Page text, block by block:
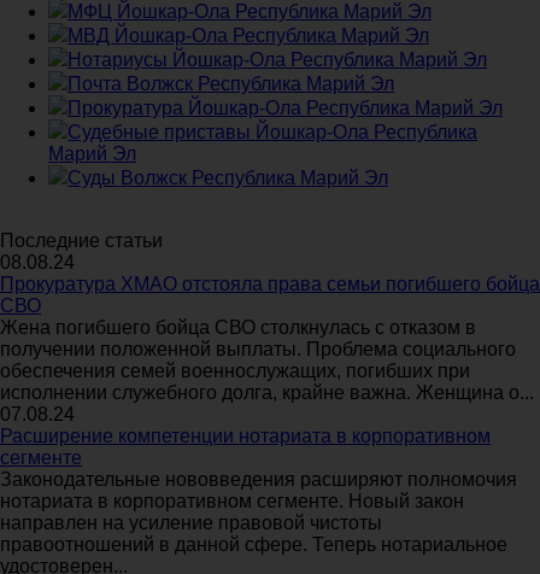
МФЦ Йошкар-Ола Республика Марий Эл
МВД Йошкар-Ола Республика Марий Эл
Нотариусы Йошкар-Ола Республика Марий Эл
Почта Волжск Республика Марий Эл
Прокуратура Йошкар-Ола Республика Марий Эл
Судебные приставы Йошкар-Ола Республика
Марий Эл
Суды Волжск Республика Марий Эл
Последние статьи
08.08.24
Прокуратура ХМАО отстояла права семьи погибшего бойца
СВО
Жена погибшего бойца СВО столкнулась с отказом в
получении положенной выплаты. Проблема социального
обеспечения семей военнослужащих, погибших при
исполнении служебного долга, крайне важна. Женщина о...
07.08.24
Расширение компетенции нотариата в корпоративном
сегменте
Законодательные нововведения расширяют полномочия
нотариата в корпоративном сегменте. Новый закон
направлен на усиление правовой чистоты
правоотношений в данной сфере. Теперь нотариальное
удостоверен...